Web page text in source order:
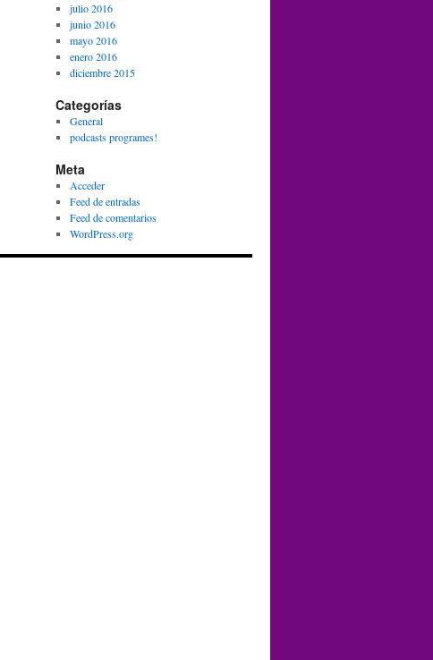
julio 2016
junio 2016
mayo 2016
enero 2016
diciembre 2015
Categorías
General
podcasts programes!
Meta
Acceder
Feed de entradas
Feed de comentarios
WordPress.org